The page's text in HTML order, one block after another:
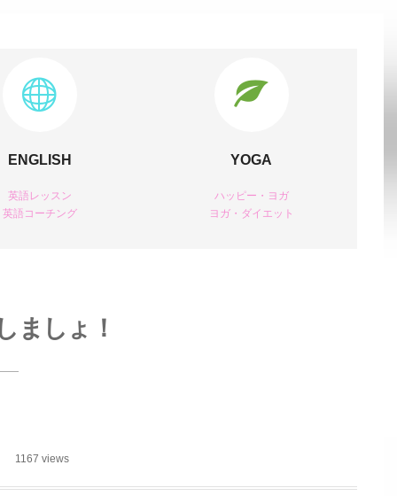
ENGLISH
英語レッスン
英語コーチング
YOGA
ハッピー・ヨガ
ヨガ・ダイエット
ましょ！
1167 views